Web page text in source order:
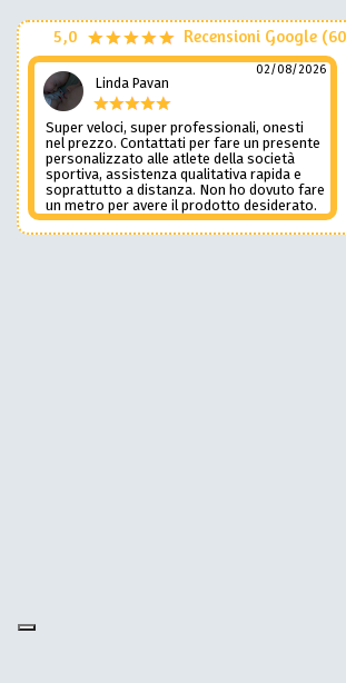
5,0 Recensioni Google
Linda Pavan
02/08/2026
Super veloci, super professionali, onesti
nel prezzo. Contattati per fare un presente
personalizzato alle atlete della società
sportiva, assistenza qualitativa rapida e
soprattutto a distanza. Non ho dovuto fare
un metro per avere il prodotto desiderato.
Una assistenza del genere è rara e
preziosa. Credo li contatterò ancora in